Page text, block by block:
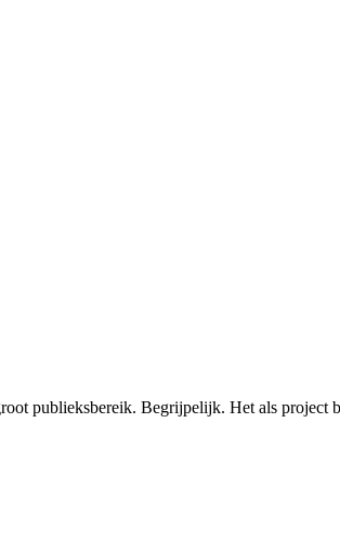
publieksbereik. Begrijpelijk. Het als project